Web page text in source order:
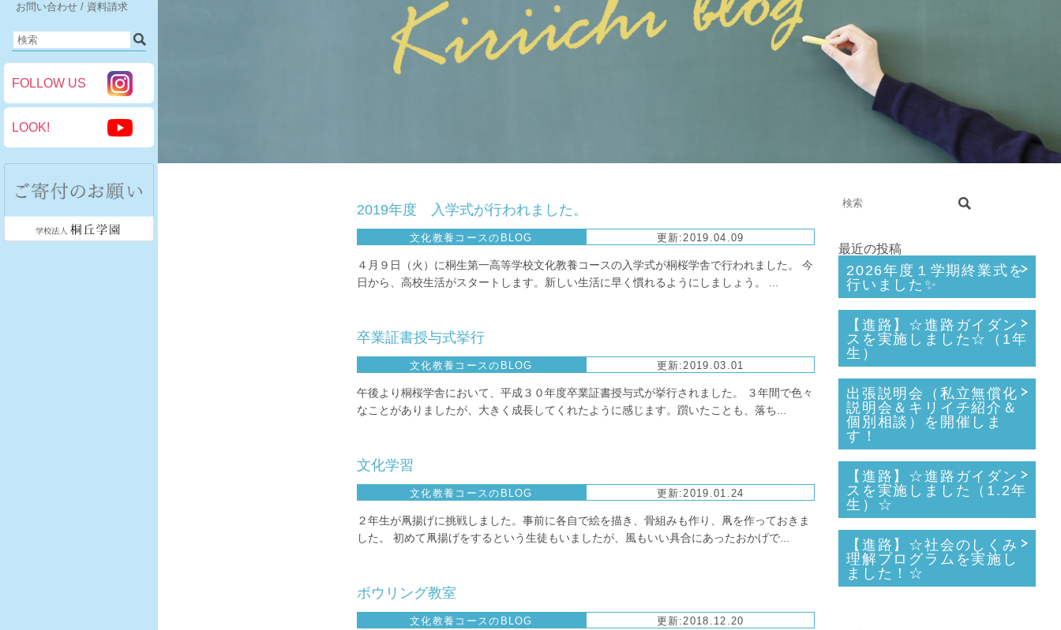
お問い合わせ / 資料請求
FOLLOW US
LOOK!
2019年度 入学式が行われました。
文化教養コースのBLOG 更新:2019.04.09
４月９日（火）に桐生第一高等学校文化教養コースの入学式が桐桜学舎で行われました。 今
日から、高校生活がスタートします。新しい生活に早く慣れるようにしましょう。 ...
卒業証書授与式挙行
文化教養コースのBLOG 更新:2019.03.01
午後より桐桜学舎において、平成３０年度卒業証書授与式が挙行されました。 ３年間で色々
なことがありましたが、大きく成長してくれたように感じます。躓いたことも、落ち...
文化学習
文化教養コースのBLOG 更新:2019.01.24
２年生が凧揚げに挑戦しました。事前に各自で絵を描き、骨組みも作り、凧を作っておきま
した。 初めて凧揚げをするという生徒もいましたが、風もいい具合にあったおかげで...
ボウリング教室
文化教養コースのBLOG 更新:2018.12.20
最近の投稿
2026年度１学期終業式を
行いました✨
【進路】☆進路ガイダン
スを実施しました☆（1年
生）
出張説明会（私立無償化
説明会＆キリイチ紹介＆
個別相談）を開催しま
す！
【進路】☆進路ガイダン
スを実施しました（1.2年
生）☆
【進路】☆社会のしくみ
理解プログラムを実施し
ました！☆